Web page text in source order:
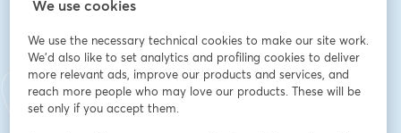
- Wie haben sich die Umsätze der Branche entwickelt?
- Wie entwickeln sich Handel und Werkstatt
- Was sind die aktuellen Trends der Fahrradbranche?
อีเมล *
We use cookies
We use the necessary technical cookies to make our site work.
We'd also like to set analytics and profiling cookies to deliver
more relevant ads, improve our products and services, and
reach more people who may love our products. These will be
set only if you accept them.